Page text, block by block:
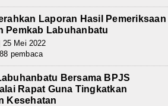
Laporan Hasil Pemeriksaan
Pemkab Labuhanbatu
25 Mei 2022
pembaca
Bersama BPJS
Rapat Guna Tingkatkan
Kesehatan